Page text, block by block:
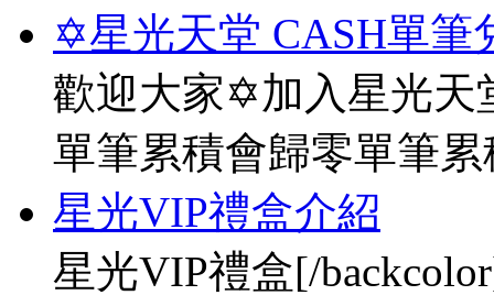
✡星光天堂 CASH單筆
歡迎大家✡加入星光天
單筆累積會歸零單筆
星光VIP禮盒介紹
星光VIP禮盒[/